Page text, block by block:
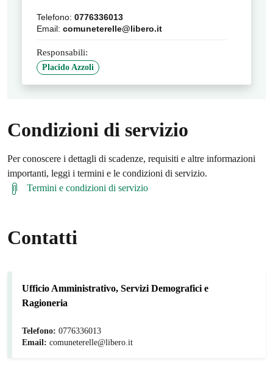
Telefono: 0776336013
Email: comuneterelle@libero.it
Responsabili:
Placido Azzoli
Condizioni di servizio
Per conoscere i dettagli di scadenze, requisiti e altre informazioni
importanti, leggi i termini e le condizioni di servizio.
Termini e condizioni di servizio
Contatti
Ufficio Amministrativo, Servizi Demografici e
Ragioneria
Telefono: 0776336013
Email: comuneterelle@libero.it